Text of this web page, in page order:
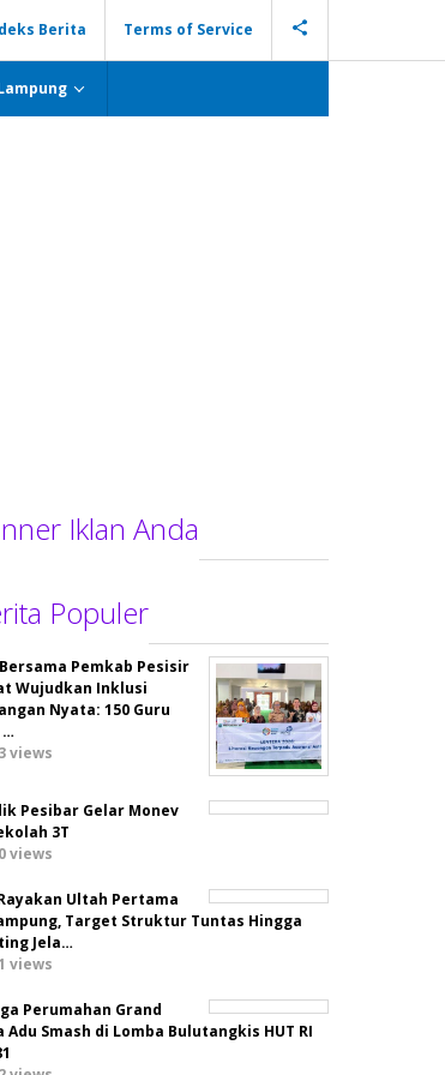
Berita Terms of Service
Iklan Anda
Populer
Bersama Pemkab Pesisir
Wujudkan Inklusi
Nyata: 150 Guru
…
views
Pesibar Gelar Monev
3T
views
Ultah Pertama
Target Struktur Tuntas Hingga
Jela…
views
Perumahan Grand
Adu Smash di Lomba Bulutangkis HUT RI